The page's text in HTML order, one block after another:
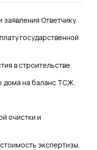
Ответчику.
государственной
в строительстве.
дома на баланс ТСЖ.
очистки и
экспертизы,